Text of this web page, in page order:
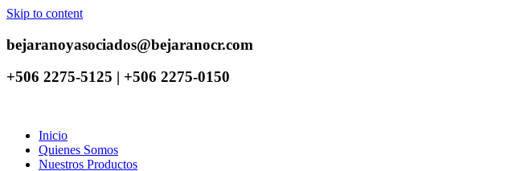
Skip to content
bejaranoyasociados@bejaranocr.com
+506 2275-5125 | +506 2275-0150
Inicio
Quienes Somos
Nuestros Productos